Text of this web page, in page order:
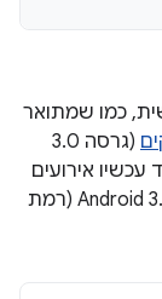
כמו שמתואר
(גרסה 3.0
אירועים
של שלט משחק באופן עקבי במכשירים עם Android 3.1 (רמת